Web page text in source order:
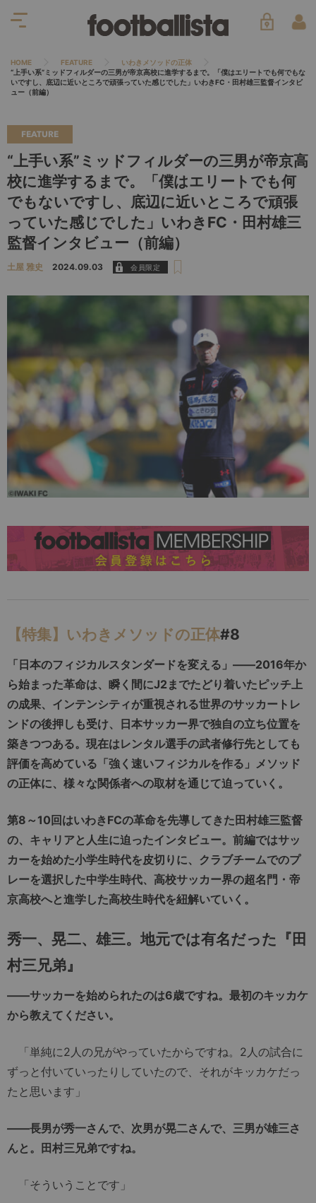
HOME FEATURE
いわきメソッドの正体
“上手い系”ミッドフィルダーの三男が帝京高校に進学するまで。「僕はエリートでも何でもな
いですし、底辺に近いところで頑張っていた感じでした」いわきFC・田村雄三監督インタビ
ュー（前編）
FEATURE
“上手い系”ミッドフィルダーの三男が帝京高
校に進学するまで。「僕はエリートでも何
でもないですし、底辺に近いところで頑張
っていた感じでした」いわきFC・田村雄三
監督インタビュー（前編）
土屋 雅史 2024.09.03
【特集】いわきメソッドの正体#8
「日本のフィジカルスタンダードを変える」――2016年か
ら始まった革命は、瞬く間にJ2までたどり着いたピッチ上
の成果、インテンシティが重視される世界のサッカートレ
ンドの後押しも受け、日本サッカー界で独自の立ち位置を
築きつつある。現在はレンタル選手の武者修行先としても
評価を高めている「強く速いフィジカルを作る」メソッド
の正体に、様々な関係者への取材を通じて迫っていく。
第8～10回はいわきFCの革命を先導してきた田村雄三監督
の、キャリアと人生に迫ったインタビュー。前編ではサッ
カーを始めた小学生時代を皮切りに、クラブチームでのプ
レーを選択した中学生時代、高校サッカー界の超名門・帝
京高校へと進学した高校生時代を紐解いていく。
秀一、晃二、雄三。地元では有名だった『田
村三兄弟』
――サッカーを始められたのは6歳ですね。最初のキッカケ
から教えてください。
「単純に2人の兄がやっていたからですね。2人の試合に
ずっと付いていったりしていたので、それがキッカケだっ
たと思います」
――長男が秀一さんで、次男が晃二さんで、三男が雄三さ
んと。田村三兄弟ですね。
「そういうことです」